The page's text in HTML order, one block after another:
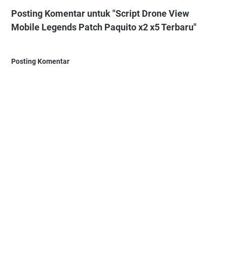
Posting Komentar untuk "Script Drone View
Mobile Legends Patch Paquito x2 x5 Terbaru"
Posting Komentar